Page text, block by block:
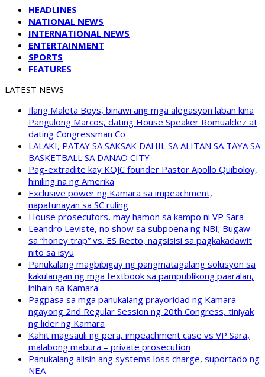
HEADLINES
NATIONAL NEWS
INTERNATIONAL NEWS
ENTERTAINMENT
SPORTS
FEATURES
LATEST NEWS
Ilang Maleta Boys, binawi ang mga alegasyon laban kina
Pangulong Marcos, dating House Speaker Romualdez at
dating Congressman Co
LALAKI, PATAY SA SAKSAK DAHIL SA ALITAN SA TAYA SA
BASKETBALL SA DANAO CITY
Pag-extradite kay KOJC founder Pastor Apollo Quiboloy,
hiniling na ng Amerika
Exclusive power ng Kamara sa impeachment,
napatunayan sa SC ruling
House prosecutors, may hamon sa kampo ni VP Sara
Leandro Leviste, no show sa subpoena ng NBI; Bugaw
sa “honey trap” vs. ES Recto, nagsisisi sa pagkakadawit
nito sa isyu
Panukalang magbibigay ng pangmatagalang solusyon sa
kakulangan ng mga textbook sa pampublikong paaralan,
inihain sa Kamara
Pagpasa sa mga panukalang prayoridad ng Kamara
ngayong 2nd Regular Session ng 20th Congress, tiniyak
ng lider ng Kamara
Kahit magsauli ng pera, impeachment case vs VP Sara,
malabong mabura – private prosecution
Panukalang alisin ang systems loss charge, suportado ng
NEA